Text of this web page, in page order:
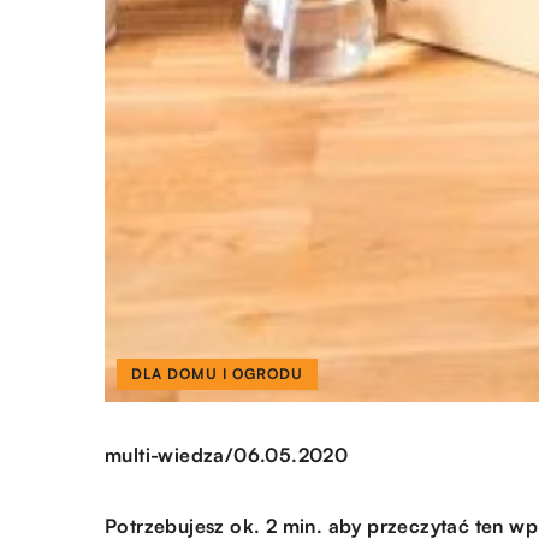
DLA DOMU I OGRODU
multi-wiedza/06.05.2020
Potrzebujesz ok. 2 min. aby przeczytać ten